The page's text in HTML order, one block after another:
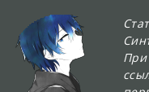
При